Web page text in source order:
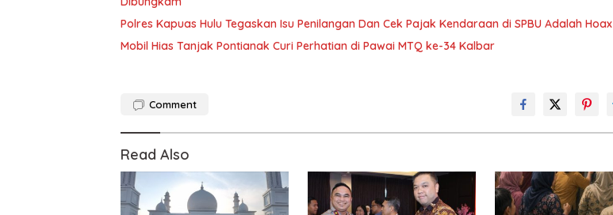
Polres Kapuas Hulu Tegaskan Isu Penilangan Dan Cek Pajak Kendaraan di SPBU Adalah Hoax
Mobil Hias Tanjak Pontianak Curi Perhatian di Pawai MTQ ke-34 Kalbar
Comment
Read Also